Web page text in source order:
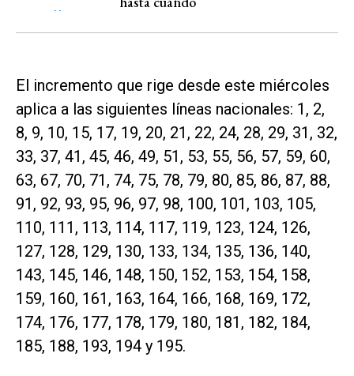
El incremento que rige desde este miércoles
aplica a las siguientes líneas nacionales: 1, 2,
8, 9, 10, 15, 17, 19, 20, 21, 22, 24, 28, 29, 31, 32,
33, 37, 41, 45, 46, 49, 51, 53, 55, 56, 57, 59, 60,
63, 67, 70, 71, 74, 75, 78, 79, 80, 85, 86, 87, 88,
91, 92, 93, 95, 96, 97, 98, 100, 101, 103, 105,
110, 111, 113, 114, 117, 119, 123, 124, 126,
127, 128, 129, 130, 133, 134, 135, 136, 140,
143, 145, 146, 148, 150, 152, 153, 154, 158,
159, 160, 161, 163, 164, 166, 168, 169, 172,
174, 176, 177, 178, 179, 180, 181, 182, 184,
185, 188, 193, 194 y 195.